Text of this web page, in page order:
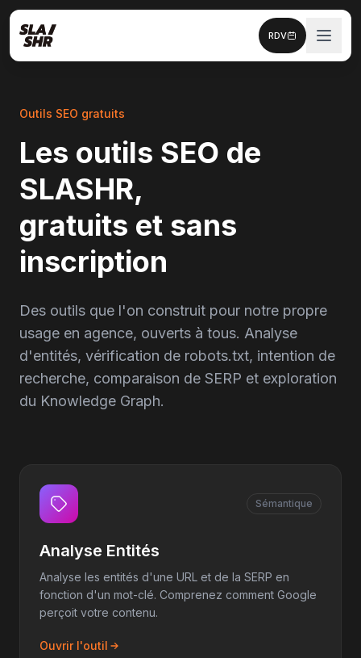
RDV
Outils SEO gratuits
Les outils SEO de
SLASHR,
gratuits et sans
inscription
Des outils que l'on construit pour notre propre
usage en agence, ouverts à tous. Analyse
d'entités, vérification de robots.txt, intention de
recherche, comparaison de SERP et exploration
du Knowledge Graph.
Sémantique
Analyse Entités
Analyse les entités d'une URL et de la SERP en
fonction d'un mot-clé. Comprenez comment Google
perçoit votre contenu.
Ouvrir l'outil